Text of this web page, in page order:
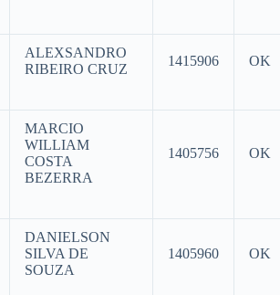
ALEXSANDRO
RIBEIRO CRUZ
1415906 OK
MARCIO
WILLIAM
COSTA
BEZERRA
1405756 OK
DANIELSON
SILVA DE
SOUZA
1405960 OK